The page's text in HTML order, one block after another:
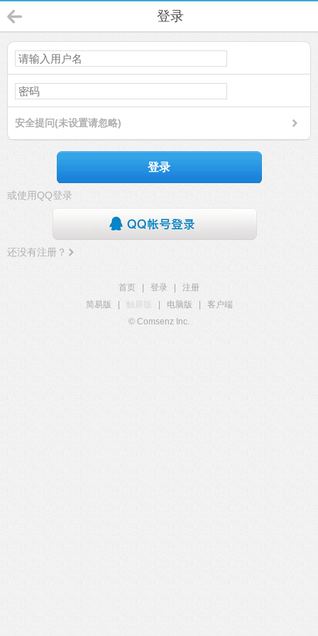
登录
安全提问(未设置请忽略)
登录
或使用QQ登录
还没有注册？
首页 登录
注册
简易版
触屏版 电脑版
客户端
© Comsenz Inc.